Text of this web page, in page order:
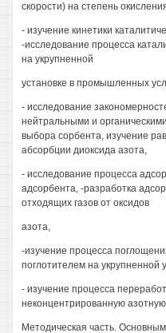
скорости) на степень
- изучение кинетики
-исследование процесса
на укрупненной
установке в промышленных
- исследование
нейтральными и
выбора сорбента, изучение
абсорбции диоксида азота,
- исследование процесса
адсорбента, -разработка
отходящих газов от оксидов
азота,
-изучение процесса
поглотителем на
- изучение процесса
неконцентрированную азотную
Методическая часть.